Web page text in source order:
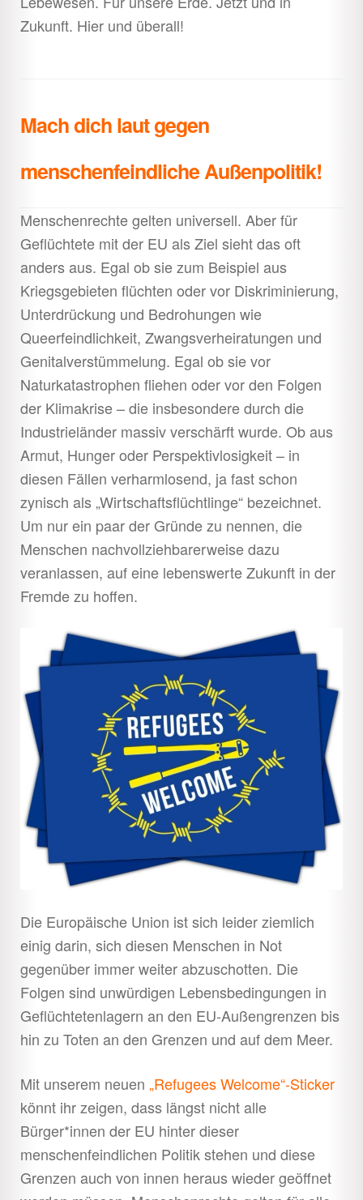
Zukunft. Hier und überall!
Mach dich laut gegen
menschenfeindliche Außenpolitik!
Menschenrechte gelten universell. Aber für
Geflüchtete mit der EU als Ziel sieht das oft
anders aus. Egal ob sie zum Beispiel aus
Kriegsgebieten flüchten oder vor Diskriminierung,
Unterdrückung und Bedrohungen wie
Queerfeindlichkeit, Zwangsverheiratungen und
Genitalverstümmelung. Egal ob sie vor
Naturkatastrophen fliehen oder vor den Folgen
der Klimakrise – die insbesondere durch die
Industrieländer massiv verschärft wurde. Ob aus
Armut, Hunger oder Perspektivlosigkeit – in
diesen Fällen verharmlosend, ja fast schon
zynisch als „Wirtschaftsflüchtlinge“ bezeichnet.
Um nur ein paar der Gründe zu nennen, die
Menschen nachvollziehbarerweise dazu
veranlassen, auf eine lebenswerte Zukunft in der
Fremde zu hoffen.
Die Europäische Union ist sich leider ziemlich
einig darin, sich diesen Menschen in Not
gegenüber immer weiter abzuschotten. Die
Folgen sind unwürdigen Lebensbedingungen in
Geflüchtetenlagern an den EU-Außengrenzen bis
hin zu Toten an den Grenzen und auf dem Meer.
Mit unserem neuen„Refugees Welcome“-Sticker
könnt ihr zeigen, dass längst nicht alle
Bürger*innen der EU hinter dieser
menschenfeindlichen Politik stehen und diese
Grenzen auch von innen heraus wieder geöffnet